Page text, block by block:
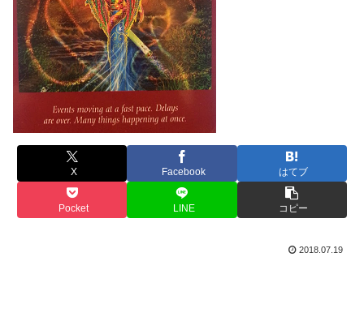
X Facebook はてブ
Pocket LINE コピー
2018.07.19